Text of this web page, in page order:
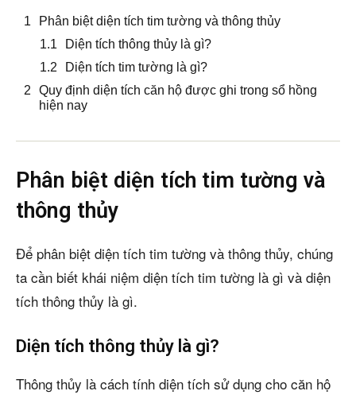
Phân biệt diện tích tim tường và thông thủy
Diện tích thông thủy là gì?
Diện tích tim tường là gì?
Quy định diện tích căn hộ được ghi trong sổ hồng
hiện nay
Phân biệt diện tích tim tường và
thông thủy
Để phân biệt diện tích tim tường và thông thủy, chúng
ta cần biết khái niệm diện tích tim tường là gì và diện
tích thông thủy là gì.
Diện tích thông thủy là gì?
Thông thủy là cách tính diện tích sử dụng cho căn hộ